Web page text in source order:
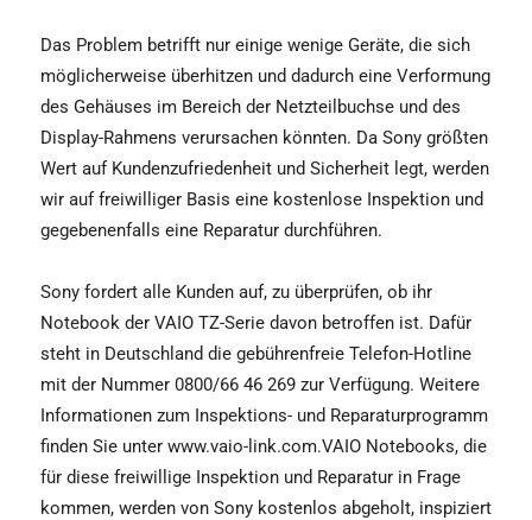
Das Problem betrifft nur einige wenige Geräte, die sich
möglicherweise überhitzen und dadurch eine Verformung
des Gehäuses im Bereich der Netzteilbuchse und des
Display-Rahmens verursachen könnten. Da Sony größten
Wert auf Kundenzufriedenheit und Sicherheit legt, werden
wir auf freiwilliger Basis eine kostenlose Inspektion und
gegebenenfalls eine Reparatur durchführen.
Sony fordert alle Kunden auf, zu überprüfen, ob ihr
Notebook der VAIO TZ-Serie davon betroffen ist. Dafür
steht in Deutschland die gebührenfreie Telefon-Hotline
mit der Nummer 0800/66 46 269 zur Verfügung. Weitere
Informationen zum Inspektions- und Reparaturprogramm
finden Sie unter www.vaio-link.com.VAIO Notebooks, die
für diese freiwillige Inspektion und Reparatur in Frage
kommen, werden von Sony kostenlos abgeholt, inspiziert